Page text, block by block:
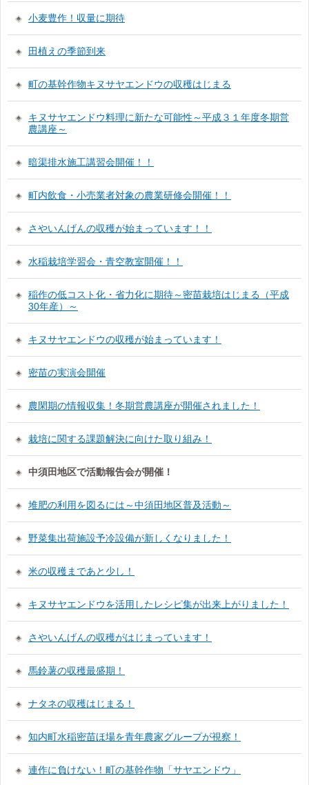
小麦豊作！収量に期待
田植えの季節到来
町の基幹作物キヌサヤエンドウの収穫はじまる
キヌサヤエンドウ料理に新たな可能性～平成３１年度冬期営
農講座～
暗渠排水施工講習会開催！！
町内飲食・小売業者対象の農業研修会開催！！
さやいんげんの収穫が始まっています！！
水稲栽培学習会・青空教室開催！！
稲作の低コスト化・省力化に期待～密苗栽培はじまる（平成
30年産）～
キヌサヤエンドウの収穫が始まっています！
密苗の実演会開催
農閑期の情報収集！冬期営農講座が開催されました！
栽培に関する課題解決に向けた取り組み！
中須田地区で活動報告会が開催！
堆肥の利用を図るには～中須田地区普及活動～
野菜集出荷施設予冷設備が新しくなりました！
米の収穫まであと少し！
キヌサヤエンドウを活用したレシピ集が出来上がりました！
さやいんげんの収穫がはじまっています！
馬鈴薯の収穫最盛期！
ナタネの収穫はじまる！
知内町水稲密苗ほ場を青年農家グループが視察！
連作に負けない！町の基幹作物「サヤエンドウ」